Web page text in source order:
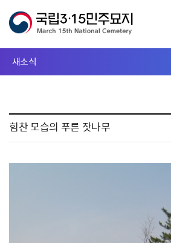
새소식
힘찬 모습의 푸른 잣나무